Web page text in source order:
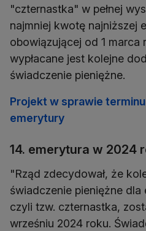
"czternastka" w pełnej
najmniej kwotę najniższej
obowiązującej od 1 marca
wypłacane jest kolejne
świadczenie pieniężne.
Projekt w sprawie
emerytury
14. emerytura w 2024
"Rząd zdecydował, że
świadczenie pieniężne
czyli tzw. czternastka,
wrześniu 2024 roku.